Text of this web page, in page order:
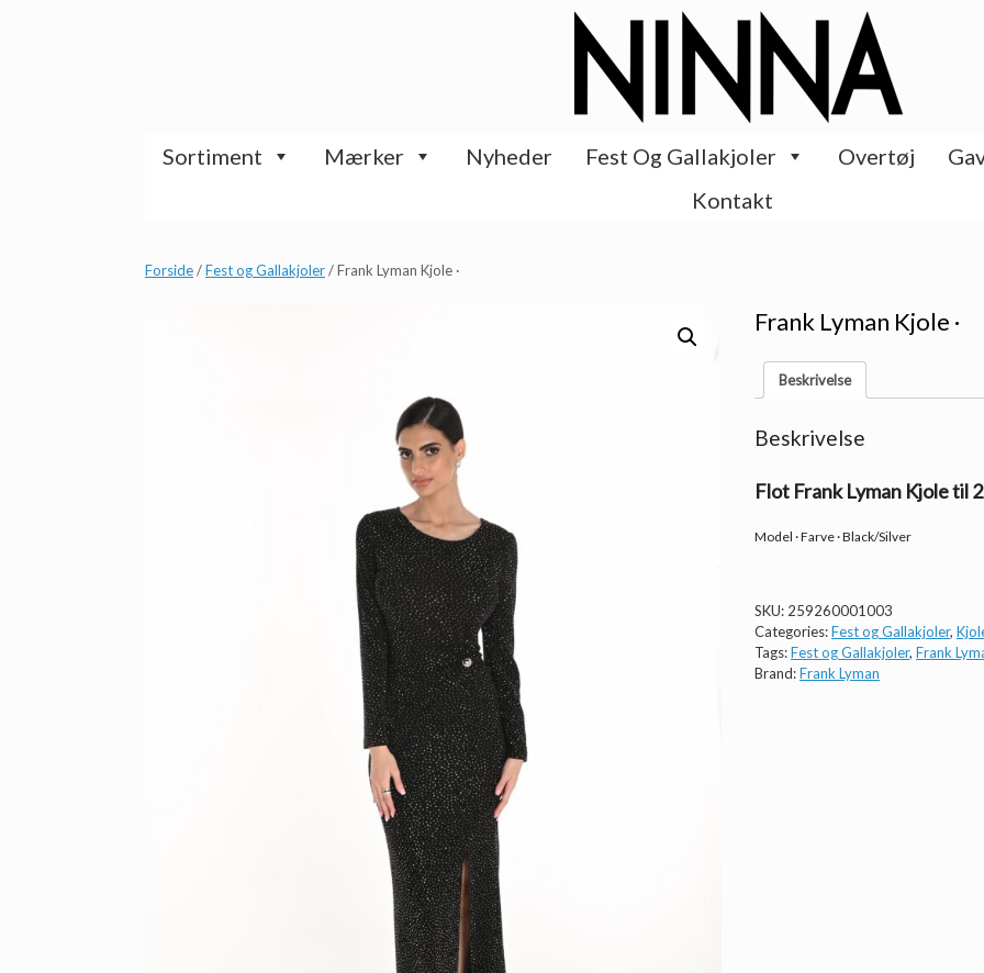
Sortiment Mærker Nyheder Fest Og Gallakjoler Overtøj
Kontakt
Forside/Fest og Gallakjoler/ Frank Lyman Kjole ·
Frank Lyman Kjole ·
Beskrivelse
Beskrivelse
Flot Frank Lyman Kjole til
Model · Farve · Black/Silver
SKU: 259260001003
Categories:Fest og Gallakjoler,
Tags:Fest og Gallakjoler, Frank
Brand:Frank Lyman